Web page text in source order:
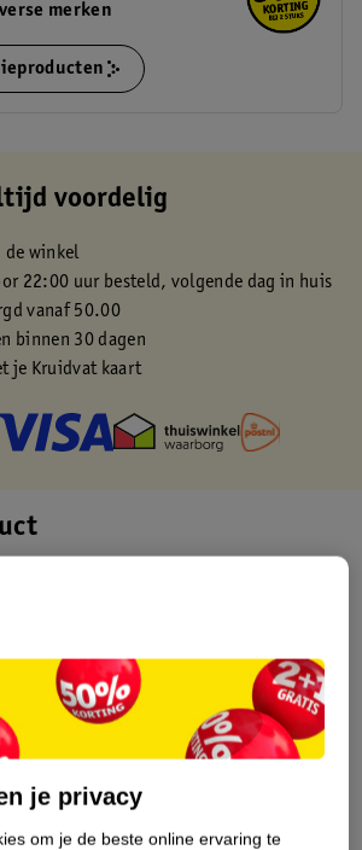
merken
voordelig
de winkel
22:00 uur besteld, volgende dag in huis
vanaf 50.00
binnen 30 dagen
je Kruidvat kaart
Dit product heeft (nog) geen Nature
Impact Score.
Meer informatie
je privacy
om je de beste online ervaring te